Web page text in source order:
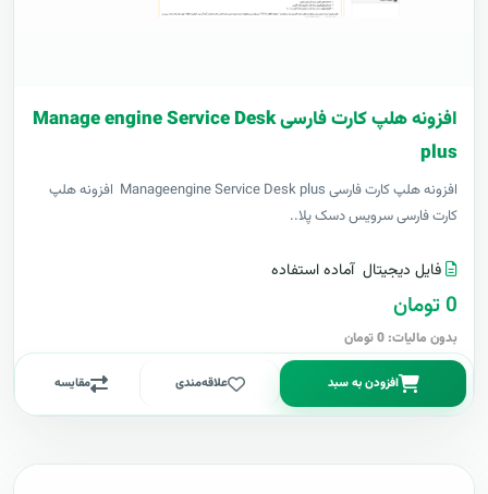
افزونه هلپ کارت فارسی Manage engine Service Desk
plus
افزونه هلپ کارت فارسی Manageengine Service Desk plus افزونه هلپ
کارت فارسی سرویس دسک پلا..
فایل دیجیتال آماده استفاده
0 تومان
بدون مالیات: 0 تومان
افزودن به سبد علاقه‌مندی مقایسه